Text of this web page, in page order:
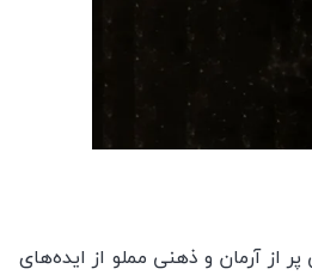
از آرمان و ذهنی مملو از ایده‌های